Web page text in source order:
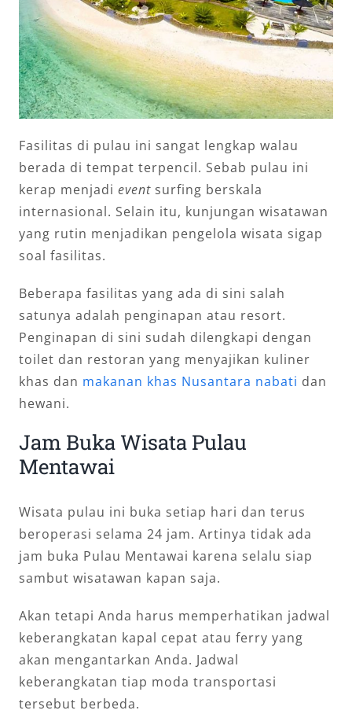
Fasilitas di pulau ini sangat lengkap walau
berada di tempat terpencil. Sebab pulau ini
kerap menjadi event surfing berskala
internasional. Selain itu, kunjungan wisatawan
yang rutin menjadikan pengelola wisata sigap
soal fasilitas.
Beberapa fasilitas yang ada di sini salah
satunya adalah penginapan atau resort.
Penginapan di sini sudah dilengkapi dengan
toilet dan restoran yang menyajikan kuliner
khas dan makanan khas Nusantara nabati dan
hewani.
Jam Buka Wisata Pulau
Mentawai
Wisata pulau ini buka setiap hari dan terus
beroperasi selama 24 jam. Artinya tidak ada
jam buka Pulau Mentawai karena selalu siap
sambut wisatawan kapan saja.
Akan tetapi Anda harus memperhatikan jadwal
keberangkatan kapal cepat atau ferry yang
akan mengantarkan Anda. Jadwal
keberangkatan tiap moda transportasi
tersebut berbeda.